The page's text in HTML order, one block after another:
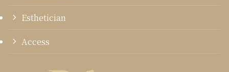
Esthetician
Access